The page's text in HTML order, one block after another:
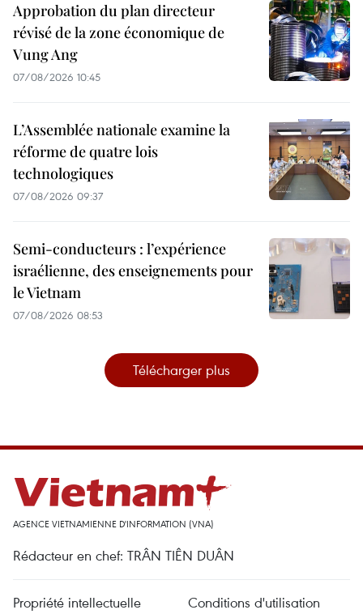
Approbation du plan directeur
révisé de la zone économique de
Vung Ang
07/08/2026 10:45
L’Assemblée nationale examine la
réforme de quatre lois
technologiques
07/08/2026 09:37
Semi-conducteurs : l’expérience
israélienne, des enseignements pour
le Vietnam
07/08/2026 08:53
Télécharger plus
AGENCE VIETNAMIENNE D'INFORMATION (VNA)
Rédacteur en chef: TRÂN TIÊN DUÂN
Propriété intellectuelle Conditions d'utilisation